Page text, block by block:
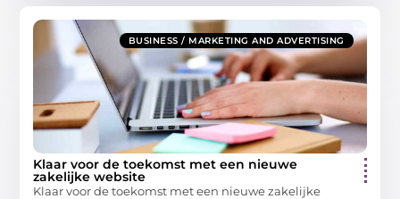
BUSINESS / MARKETING AND ADVERTISING
Klaar voor de toekomst met een nieuwe
zakelijke website
Klaar voor de toekomst met een nieuwe zakelijke